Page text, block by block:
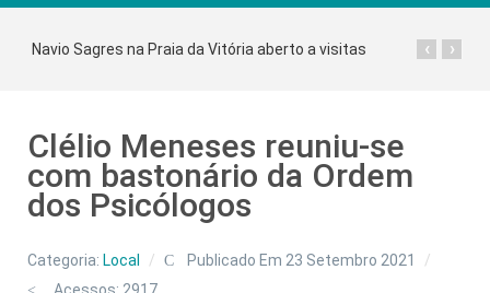
Navio Sagres na Praia da Vitória aberto a visitas ›
‹
Clélio Meneses reuniu-se
com bastonário da Ordem
dos Psicólogos
Categoria: Local
Publicado Em 23 Setembro 2021